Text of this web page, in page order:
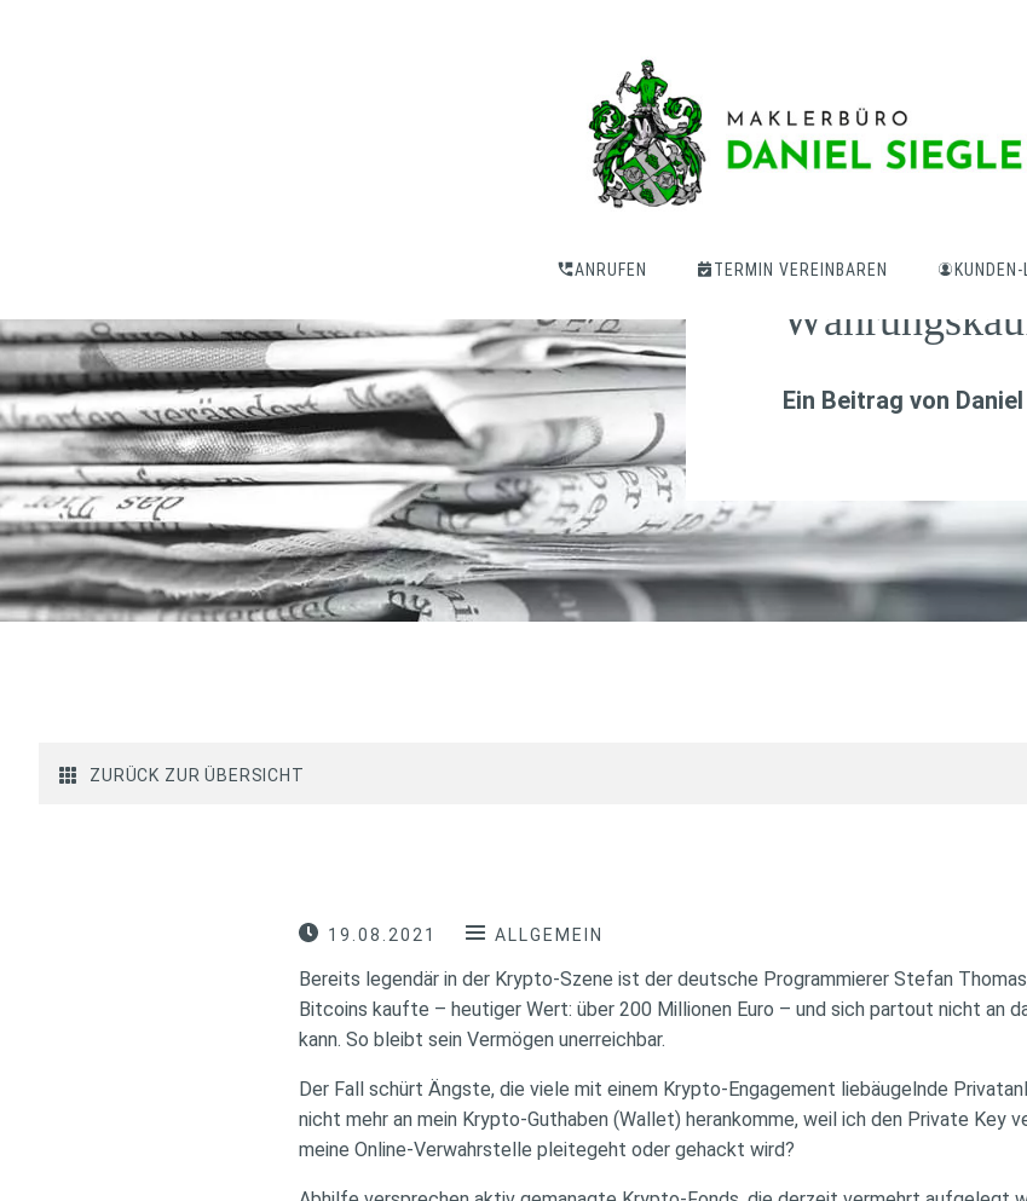
ANRUFEN TERMIN VEREINBAREN KUNDEN-
Alternative
Ein Beitrag von
ZURÜCK ZUR ÜBERSICHT
19.08.2021 ALLGEMEIN
Bereits legendär in der Krypto-Szene ist der deutsche Programmierer Stefan
Bitcoins kaufte – heutiger Wert: über 200 Millionen Euro – und sich partout nicht an
kann. So bleibt sein Vermögen unerreichbar.
Der Fall schürt Ängste, die viele mit einem Krypto-Engagement liebäugelnde
nicht mehr an mein Krypto-Guthaben (Wallet) herankomme, weil ich den Private Key
meine Online-Verwahrstelle pleitegeht oder gehackt wird?